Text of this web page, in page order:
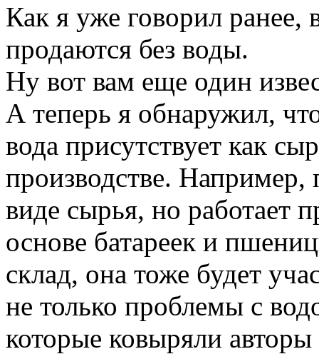
Как я уже говорил ранее,
продаются без воды.
Ну вот вам еще один
А теперь я обнаружил,
вода присутствует как
производстве. Например,
виде сырья, но работает
основе батареек и
склад, она тоже будет
не только проблемы с
которые ковыряли